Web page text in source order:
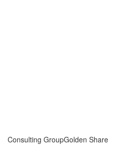
Consulting GroupGolden Share